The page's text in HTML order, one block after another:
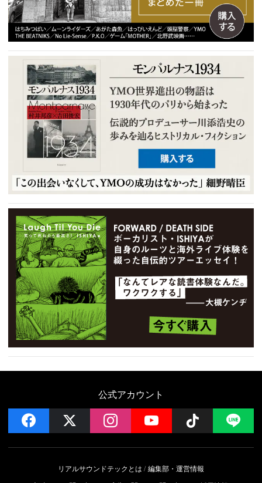
公式アカウント
facebook instagramYouTube Follow
リアルサウンドテックとは
編集部・運営情報